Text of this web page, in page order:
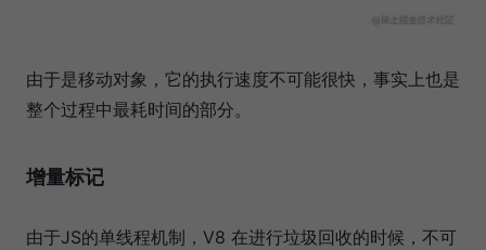
由于是移动对象，它的执行速度不可能很快，事实上也是
整个过程中最耗时间的部分。
增量标记
由于JS的单线程机制，V8 在进行垃圾回收的时候，不可